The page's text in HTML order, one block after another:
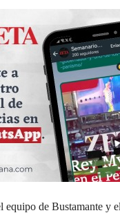
equipo de Bustamante y